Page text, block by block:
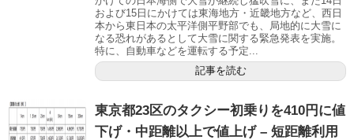
および15日にかけては東海地方・近畿地方など、西日
本から東日本の太平洋側平野部でも、局地的に大雪に
なる恐れがあるとして大雪に関する緊急発表を実施。
特に、自動車などを運転する予定...
記事を読む
東京都23区のタクシー初乗りを410円に値
下げ・中距離以上で値上げ – 短距離利用